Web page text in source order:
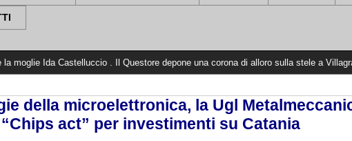
Castelluccio . Il Questore depone una corona di alloro sulla stele a Villagrazia di
della microelettronica, la Ugl
act” per investimenti su Catania